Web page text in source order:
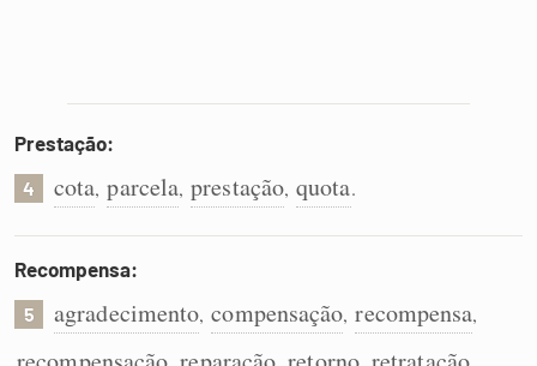
Prestação:
4 cota, parcela, prestação, quota.
Recompensa:
5 agradecimento, compensação, recompensa,